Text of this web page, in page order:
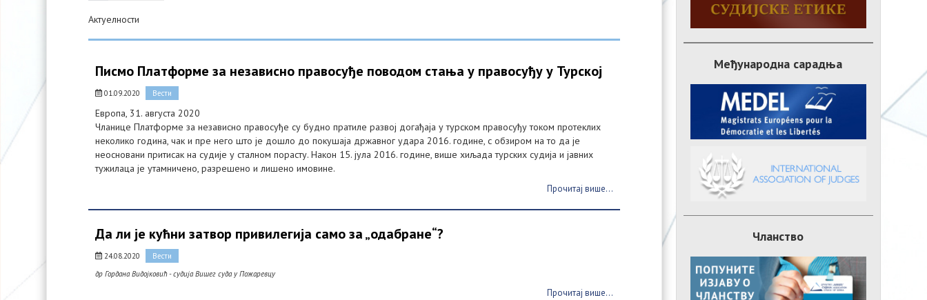
Актуелности
Писмо Платформе за независно правосуђе поводом стања у правосуђу у Турској
01.09.2020 Вести
Европа, 31. августа 2020
Чланице Платформе за независно правосуђе су будно пратиле развој догађаја у турском правосуђу током протеклих
неколико година, чак и пре него што је дошло до покушаја државног удара 2016. године, с обзиром на то да је
неосновани притисак на судије у сталном порасту. Након 15. јула 2016. године, више хиљада турских судија и јавних
тужилаца је утамничено, разрешено и лишено имовине.
Прочитај више...
Да ли је кућни затвор привилегија само за „одабране“?
24.08.2020
Вести
др Гордана Видојковић - судија Вишег суда у Пожаревцу
Прочитај више...
Међународна сарадња
Чланство